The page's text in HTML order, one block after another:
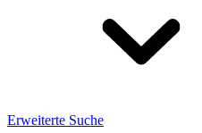
Erweiterte Suche